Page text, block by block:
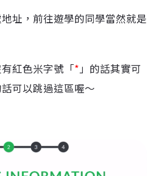
址，前往遊學的同學當然就是
紅色米字號「*」的話其實可
可以跳過這區喔～